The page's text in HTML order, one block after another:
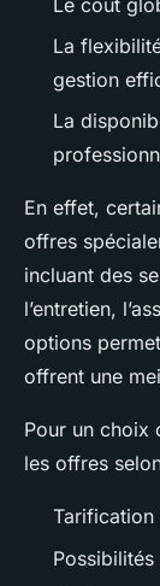
La
gestion
La
En effet,
offres
incluant des
l’entretien,
options
offrent une
Pour un choix
les offres
Tarification